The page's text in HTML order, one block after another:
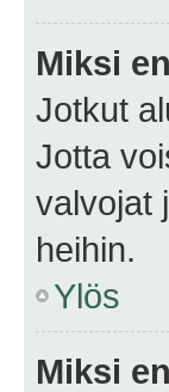
Miksi
Jotkut
Jotta
valvojat
heihin.
Ylös
Miksi